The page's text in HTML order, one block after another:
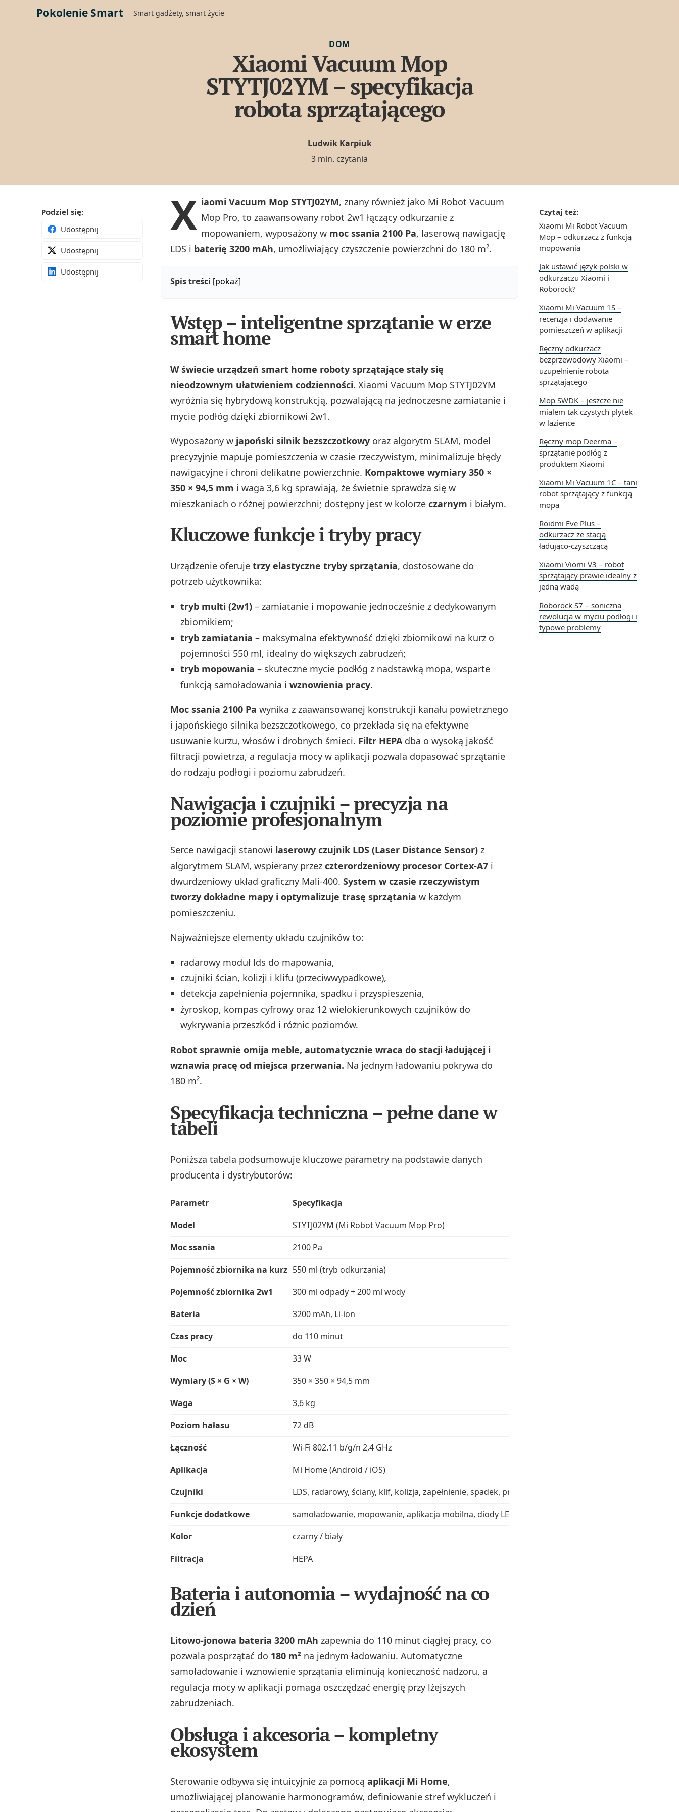
Pokolenie Smart Smart gadżety, smart życie
DOM
Xiaomi Vacuum Mop
STYTJ02YM – specyfikacja
robota sprzątającego
Ludwik Karpiuk
3 min. czytania
Czytaj też:
Xiaomi Mi Robot Vacuum
Mop – odkurzacz z funkcją
mopowania
Jak ustawić język polski w
odkurzaczu Xiaomi i
Roborock?
Xiaomi Mi Vacuum 1S –
recenzja i dodawanie
pomieszczeń w aplikacji
Ręczny odkurzacz
bezprzewodowy Xiaomi –
uzupełnienie robota
sprzątającego
Mop SWDK – jeszcze nie
mialem tak czystych plytek
w lazience
Ręczny mop Deerma –
sprzątanie podłóg z
produktem Xiaomi
Xiaomi Mi Vacuum 1C – tani
robot sprzątający z funkcją
mopa
Roidmi Eve Plus –
odkurzacz ze stacją
ładująco-czyszczącą
Xiaomi Viomi V3 – robot
sprzątający prawie idealny z
jedną wadą
Roborock S7 – soniczna
rewolucja w myciu podłogi i
typowe problemy
Podziel się:
Udostępnij
Udostępnij
Udostępnij
X iaomi Vacuum Mop STYTJ02YM, znany również jako Mi Robot Vacuum
Mop Pro, to zaawansowany robot 2w1 łączący odkurzanie z
mopowaniem, wyposażony w moc ssania 2100 Pa, laserową nawigację
LDS i baterię 3200 mAh, umożliwiający czyszczenie powierzchni do 180 m².
Spis treści [pokaż]
Wstęp – inteligentne sprzątanie w erze
smart home
W świecie urządzeń smart home roboty sprzątające stały się
nieodzownym ułatwieniem codzienności. Xiaomi Vacuum Mop STYTJ02YM
wyróżnia się hybrydową konstrukcją, pozwalającą na jednoczesne zamiatanie i
mycie podłóg dzięki zbiornikowi 2w1.
Wyposażony w japoński silnik bezszczotkowy oraz algorytm SLAM, model
precyzyjnie mapuje pomieszczenia w czasie rzeczywistym, minimalizuje błędy
nawigacyjne i chroni delikatne powierzchnie. Kompaktowe wymiary 350 ×
350 × 94,5 mm i waga 3,6 kg sprawiają, że świetnie sprawdza się w
mieszkaniach o różnej powierzchni; dostępny jest w kolorze czarnym i białym.
Kluczowe funkcje i tryby pracy
Urządzenie oferuje trzy elastyczne tryby sprzątania, dostosowane do
potrzeb użytkownika:
tryb multi (2w1) – zamiatanie i mopowanie jednocześnie z dedykowanym
zbiornikiem;
tryb zamiatania – maksymalna efektywność dzięki zbiornikowi na kurz o
pojemności 550 ml, idealny do większych zabrudzeń;
tryb mopowania – skuteczne mycie podłóg z nadstawką mopa, wsparte
funkcją samoładowania i wznowienia pracy.
Moc ssania 2100 Pa wynika z zaawansowanej konstrukcji kanału powietrznego
i japońskiego silnika bezszczotkowego, co przekłada się na efektywne
usuwanie kurzu, włosów i drobnych śmieci. Filtr HEPAdba o wysoką jakość
filtracji powietrza, a regulacja mocy w aplikacji pozwala dopasować sprzątanie
do rodzaju podłogi i poziomu zabrudzeń.
Nawigacja i czujniki – precyzja na
poziomie profesjonalnym
Serce nawigacji stanowi laserowy czujnik LDS (Laser Distance Sensor) z
algorytmem SLAM, wspierany przez czterordzeniowy procesor Cortex‑A7 i
dwurdzeniowy układ graficzny Mali‑400. System w czasie rzeczywistym
tworzy dokładne mapy i optymalizuje trasę sprzątania w każdym
pomieszczeniu.
Najważniejsze elementy układu czujników to:
radarowy moduł lds do mapowania,
czujniki ścian, kolizji i klifu (przeciwwypadkowe),
detekcja zapełnienia pojemnika, spadku i przyspieszenia,
żyroskop, kompas cyfrowy oraz 12 wielokierunkowych czujników do
wykrywania przeszkód i różnic poziomów.
Robot sprawnie omija meble, automatycznie wraca do stacji ładującej i
wznawia pracę od miejsca przerwania. Na jednym ładowaniu pokrywa do
180 m².
Specyfikacja techniczna – pełne dane w
tabeli
Poniższa tabela podsumowuje kluczowe parametry na podstawie danych
producenta i dystrybutorów:
Parametr
Specyfikacja
Model
STYTJ02YM (Mi Robot Vacuum Mop Pro)
Moc ssania
2100 Pa
Pojemność zbiornika na kurz 550 ml (tryb odkurzania)
Pojemność zbiornika 2w1
300 ml odpady + 200 ml wody
Bateria
3200 mAh, Li‑ion
Czas pracy
do 110 minut
Moc
33 W
Wymiary (S × G × W)
350 × 350 × 94,5 mm
Waga
3,6 kg
Poziom hałasu
72 dB
Łączność
Wi‑Fi 802.11 b/g/n 2,4 GHz
Aplikacja
Mi Home (Android / iOS)
Czujniki
LDS, radarowy, ściany, klif, kolizja, zapełnienie, spadek, przyspieszenie
Funkcje dodatkowe
samoładowanie, mopowanie, aplikacja mobilna, diody LED
Kolor
czarny / biały
Filtracja
HEPA
Bateria i autonomia – wydajność na co
dzień
Litowo‑jonowa bateria 3200 mAh zapewnia do 110 minut ciągłej pracy, co
pozwala posprzątać do 180 m² na jednym ładowaniu. Automatyczne
samoładowanie i wznowienie sprzątania eliminują konieczność nadzoru, a
regulacja mocy w aplikacji pomaga oszczędzać energię przy lżejszych
zabrudzeniach.
Obsługa i akcesoria – kompletny
ekosystem
Sterowanie odbywa się intuicyjnie za pomocą aplikacji Mi Home,
umożliwiającej planowanie harmonogramów, definiowanie stref wykluczeń i